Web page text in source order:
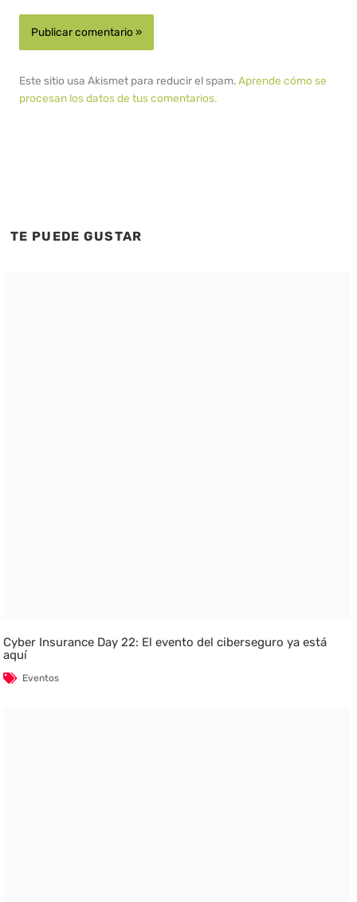
Este sitio usa Akismet para reducir el spam.Aprende cómo se
procesan los datos de tus comentarios.
TE PUEDE GUSTAR
Cyber Insurance Day 22: El evento del ciberseguro ya está
aquí
Eventos